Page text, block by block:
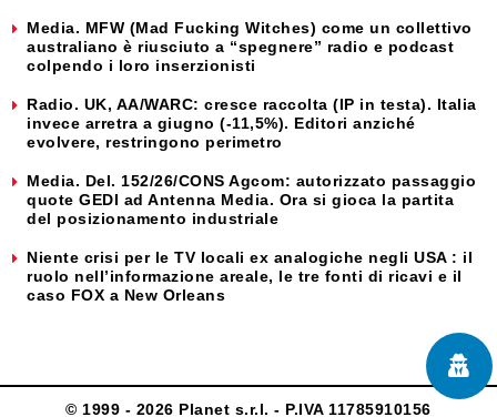
Media. MFW (Mad Fucking Witches) come un collettivo
australiano è riusciuto a “spegnere” radio e podcast
colpendo i loro inserzionisti
Radio. UK, AA/WARC: cresce raccolta (IP in testa). Italia
invece arretra a giugno (-11,5%). Editori anziché
evolvere, restringono perimetro
Media. Del. 152/26/CONS Agcom: autorizzato passaggio
quote GEDI ad Antenna Media. Ora si gioca la partita
del posizionamento industriale
Niente crisi per le TV locali ex analogiche negli USA : il
ruolo nell’informazione areale, le tre fonti di ricavi e il
caso FOX a New Orleans
© 1999 - 2026 Planet s.r.l. - P.IVA 11785910156